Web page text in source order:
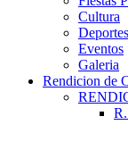
Cultura
Deportes
Eventos
Galeria
Rendicion de